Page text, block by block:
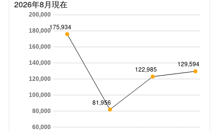
2026年8月現在
60,000
80,000
100,000
120,000
140,000
160,000
180,000
200,000
175,934
81,956
122,985
129,594